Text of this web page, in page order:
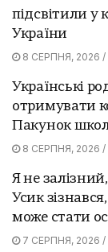
підсвітили у
України
8 СЕРПНЯ, 2026 /
Українські
отримувати
Пакунок
8 СЕРПНЯ, 2026 /
Я не
Усик
може стати
7 СЕРПНЯ, 2026 /